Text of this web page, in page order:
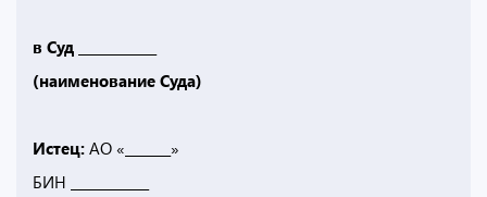
в Суд ____________
(наименование Суда)
Истец: АО «_______»
БИН ____________